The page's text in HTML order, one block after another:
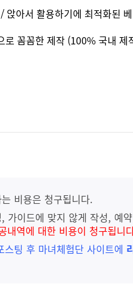
앉아서 활용하기에 최적화된
꼼꼼한 제작 (100% 국내 제
비용은 청구됩니다.
가이드에 맞지 않게 작성, 예
내역에 대한 비용이 청구됩니
스팅 후 마녀체험단 사이트에